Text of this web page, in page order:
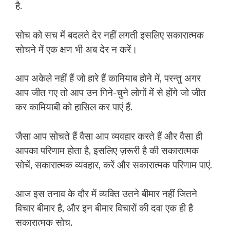
है.
सोच को सच में बदलते देर नहीं लगती इसलिए सकारात्मक
सोचने में एक क्षण भी अब देर न करें।
आप अकेले नहीं हैं जो हारे हैं कामियाब होने में, परन्तु अगर
आप जीत गए तो आप उन गिने-चुने लोगों में से होंगे जो जीत
कर कामियाबी को हासिल कर पाएं हैं.
जैसा आप सोचते हैं वैसा आप व्यवहार करते हैं और वैसा ही
आपका परिणाम होता है, इसलिए ज़रूरी है की सकारात्मक
सोचें, सकारात्मक व्यवहार, करें और सकारात्मक परिणाम पाएं.
आज इस तनाव के दौर में व्यक्ति उतने बीमार नहीं जितने
विचार बीमार है, और इन बीमार विचारों की दवा एक ही है
सकारात्मक सोच.